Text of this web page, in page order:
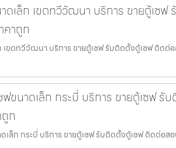
ดเล็ก เขตทวีวัฒนา บริการ ขายตู้เซ
คาถูก
เขตทวีวัฒนา บริการ ขายตู้เซฟ รับติดตั้งตู้เซฟ ติดต่
ขนาดเล็ก กระบี่ บริการ ขายตู้เซฟ รั
ก
เล็ก กระบี่ บริการ ขายตู้เซฟ รับติดตั้งตู้เซฟ ติดต่อส